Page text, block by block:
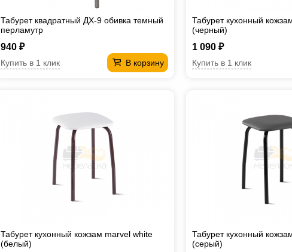
Табурет квадратный ДХ-9 обивка темный
перламутр
940 ₽
В корзину
Купить в 1 клик
Табурет кухонный
(черный)
1 090 ₽
Купить в 1 клик
Табурет кухонный кожзам marvel white
(белый)
Табурет кухонный
(серый)